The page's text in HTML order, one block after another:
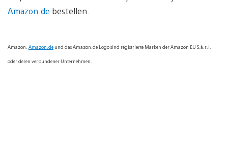
Amazon.de bestellen.
Amazon, Amazon.de und das Amazon.de Logo sind registrierte Marken der Amazon EU S.à.r.l.
oder deren verbundener Unternehmen.